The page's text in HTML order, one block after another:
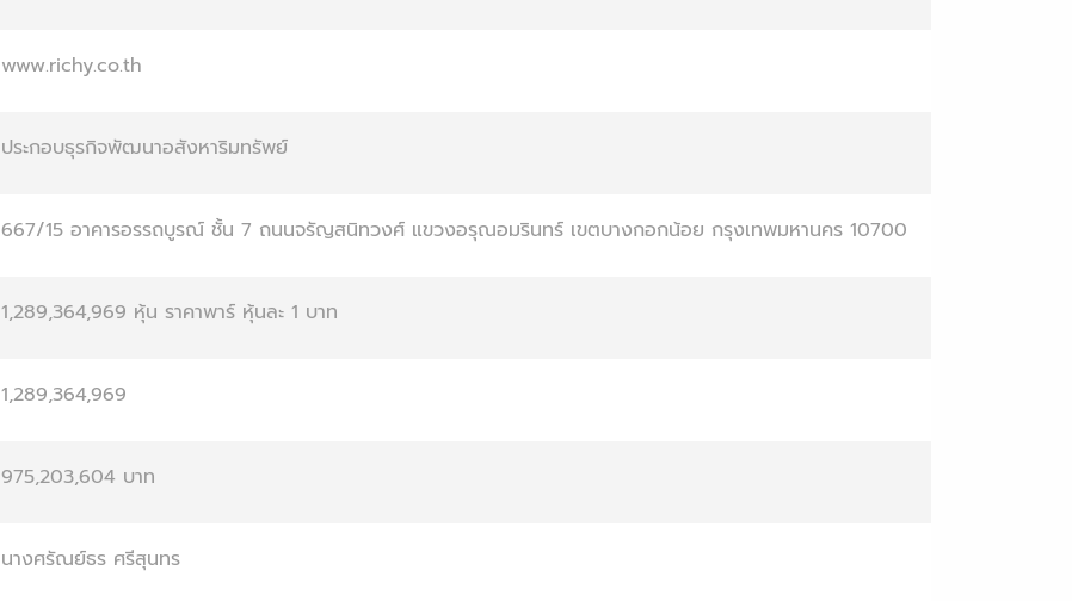
www.richy.co.th
ประกอบธุรกิจพัฒนาอสังหาริมทรัพย์
667/15 อาคารอรรถบูรณ์ ชั้น 7 ถนนจรัญสนิทวงศ์ แขวงอรุณอมรินทร์ เขตบางกอกน้อย กรุงเทพมหานคร 10700
1,289,364,969 หุ้น ราคาพาร์ หุ้นละ 1 บาท
1,289,364,969
975,203,604 บาท
นางศรัณย์ธร ศรีสุนทร